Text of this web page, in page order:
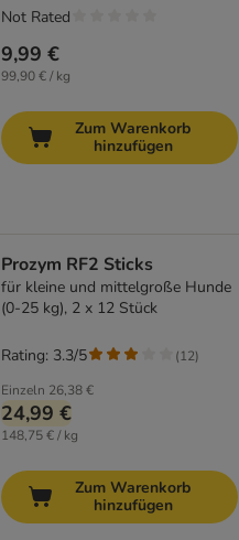
9,99 €
99,90 € / kg
Not Rated
Zum Warenkorb
hinzufügen
Prozym RF2 Sticks
für kleine und mittelgroße Hunde
(0-25 kg), 2 x 12 Stück
Einzeln 26,38 €
24,99 €
148,75 € / kg
Rating: 3.3/5 (12)
Zum Warenkorb
hinzufügen